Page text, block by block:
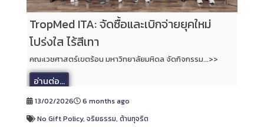
TropMed ITA: จัดซื้อและเบิกจ่ายยุคใหม่
โปร่งใส ไร้สีเทา
คณะเวชศาสตร์เขตร้อน มหาวิทยาลัยมหิดล จัดกิจกรรม...>>
อ่านต่อ...
13/02/2026
6 months ago
No Gift Policy, จริยธรรม, ต้านทุจริต